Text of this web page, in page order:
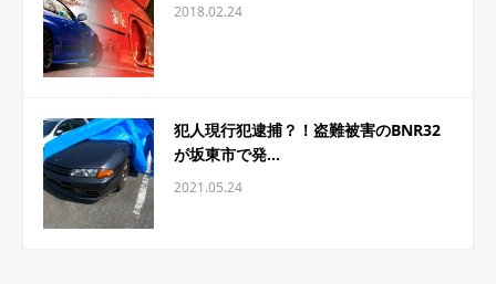
2018.02.24
犯人現行犯逮捕？！盗難被害のBNR32
が坂東市で発...
2021.05.24